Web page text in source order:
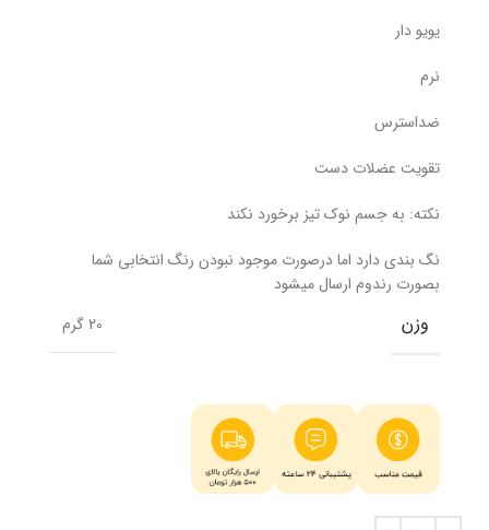
یویو دار
نرم
ضداسترس
تقویت عضلات دست
نکته: به جسم نوک تیز برخورد نکند
نگ بندی دارد اما درصورت موجود نبودن رنگ انتخابی شما
بصورت رندوم ارسال میشود
وزن 20 گرم